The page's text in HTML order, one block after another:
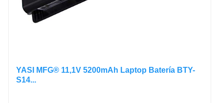
YASI MFG® 11,1V 5200mAh Laptop Batería BTY-
S14...